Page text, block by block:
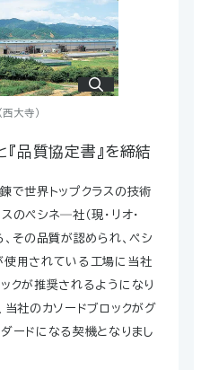
西大寺）
『品質協定書』を締結
で世界トップクラスの技術
のペシネ―社（現・リオ・
、その品質が認められ、ペシ
用されている工場に当社
クが推奨されるようになり
当社のカソードブロックがグ
ードになる契機となりまし
造黒鉛電極を製造販
（株）に社名変更